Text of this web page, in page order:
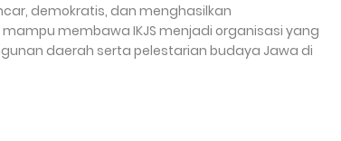
demokratis, dan menghasilkan
membawa IKJS menjadi organisasi yang
daerah serta pelestarian budaya Jawa di